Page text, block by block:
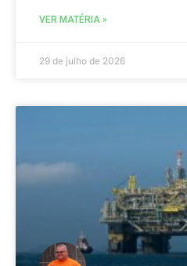
VER MATÉRIA »
29 de julho de 2026